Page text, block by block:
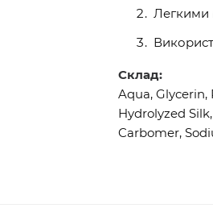
Легкими
Склад:
Aqua,
Hydrolyzed
Carbomer,